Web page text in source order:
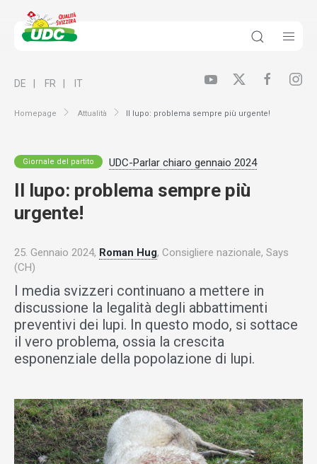
Homepage Attualità Il lupo: problema sempre più urgente!
DE FR IT
Giornale del partito UDC-Parlar chiaro gennaio 2024
Il lupo: problema sempre più
urgente!
25. Gennaio 2024, Roman Hug, Consigliere nazionale, Says
(CH)
I media svizzeri continuano a mettere in
discussione la legalità degli abbattimenti
preventivi dei lupi. In questo modo, si sottace
il vero problema, ossia la crescita
esponenziale della popolazione di lupi.